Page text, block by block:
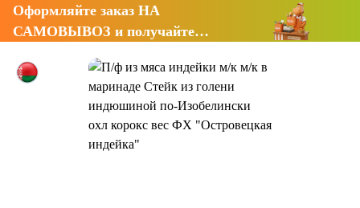
Оформляйте заказ НА
САМОВЫВОЗ и получайте